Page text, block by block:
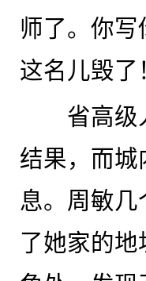
师了。你
这名儿毁
省高级人
结果，而
息。周敏
了她家的